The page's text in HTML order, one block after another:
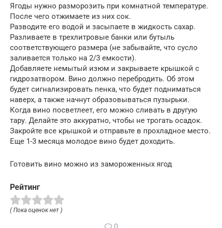
Ягоды нужно разморозить при комнатной температуре.
После чего отжимаете из них сок.
Разводите его водой и засыпаете в жидкость сахар.
Разливаете в трехлитровые банки или бутыль
соответствующего размера (не забывайте, что сусло
заливается только на 2/3 емкости).
Добавляете немытый изюм и закрываете крышкой с
гидрозатвором. Вино должно перебродить. Об этом
будет сигнализировать пенка, что будет подниматься
наверх, а также начнут образовываться пузырьки.
Когда вино посветлеет, его можно сливать в другую
тару. Делайте это аккуратно, чтобы не трогать осадок.
Закройте все крышкой и отправьте в прохладное место.
Еще 1-3 месяца молодое вино будет доходить.
Готовить вино можно из замороженных ягод
Рейтинг
( Пока оценок нет )